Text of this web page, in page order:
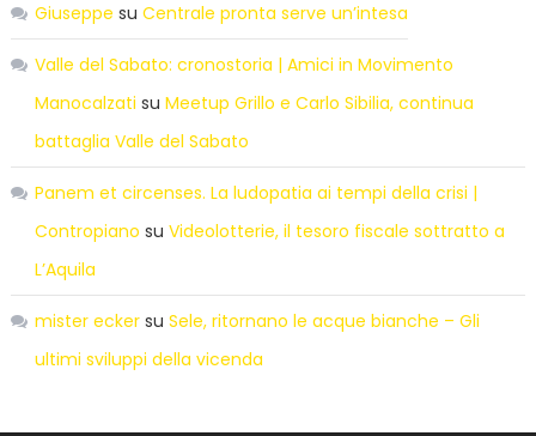
Giuseppe su Centrale pronta serve un’intesa
Valle del Sabato: cronostoria | Amici in Movimento
Manocalzati su Meetup Grillo e Carlo Sibilia, continua
battaglia Valle del Sabato
Panem et circenses. La ludopatia ai tempi della crisi |
Contropiano su Videolotterie, il tesoro fiscale sottratto a
L’Aquila
mister eckersu Sele, ritornano le acque bianche – Gli
ultimi sviluppi della vicenda